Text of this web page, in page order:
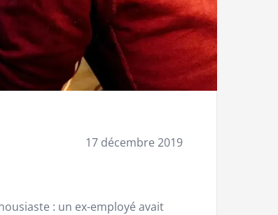
17 décembre 2019
: un ex-employé avait